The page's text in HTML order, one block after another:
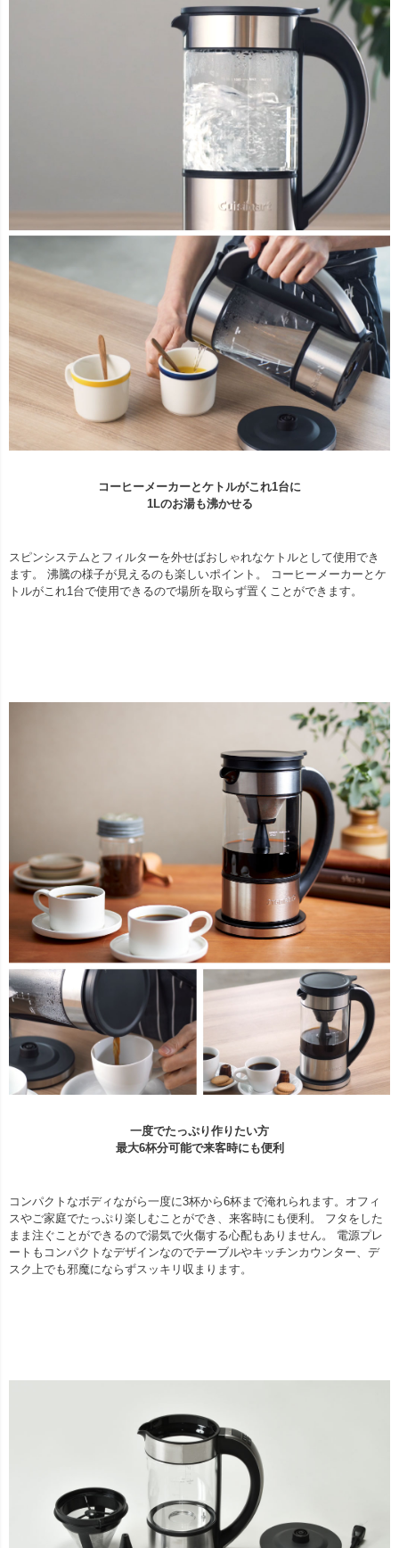
コーヒーメーカーとケトルがこれ1台に
1Lのお湯も沸かせる
スピンシステムとフィルターを外せばおしゃれなケトルとして使用でき
ます。 沸騰の様子が見えるのも楽しいポイント。 コーヒーメーカーとケ
トルがこれ1台で使用できるので場所を取らず置くことができます。
一度でたっぷり作りたい方
最大6杯分可能で来客時にも便利
コンパクトなボディながら一度に3杯から6杯まで淹れられます。オフィ
スやご家庭でたっぷり楽しむことができ、来客時にも便利。 フタをした
まま注ぐことができるので湯気で火傷する心配もありません。 電源プレ
ートもコンパクトなデザインなのでテーブルやキッチンカウンター、デ
スク上でも邪魔にならずスッキリ収まります。